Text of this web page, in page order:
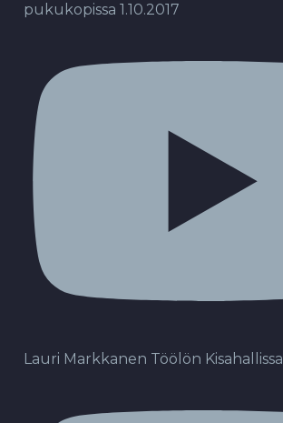
pukukopissa 1.10.2017
Lauri Markkanen Töölön Kisahallissa